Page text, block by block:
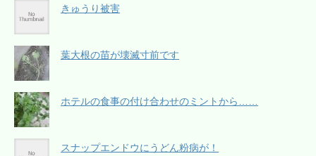
きゅうり被害
葉大根の苗が壊滅寸前です
ホテルの食事の付け合わせのミントから……
スナップエンドウにうどん粉病が！